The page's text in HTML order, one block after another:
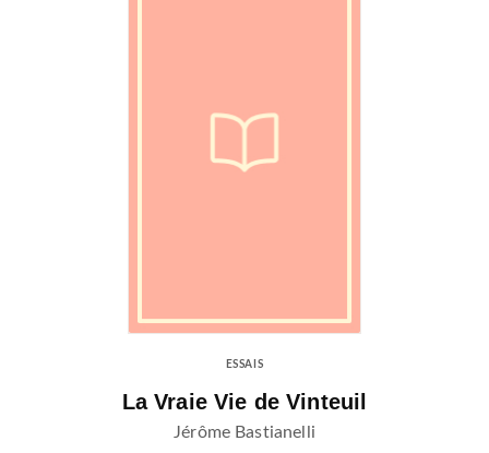
ESSAIS
La Vraie Vie de Vinteuil
Jérôme Bastianelli